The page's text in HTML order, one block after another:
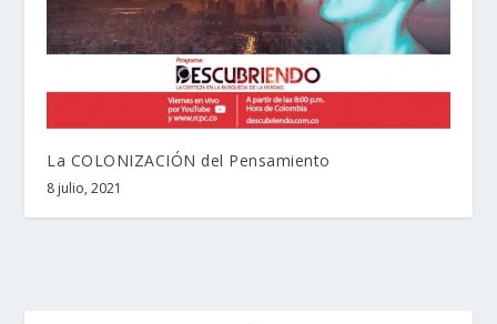
La COLONIZACIÓN del Pensamiento
8 julio, 2021